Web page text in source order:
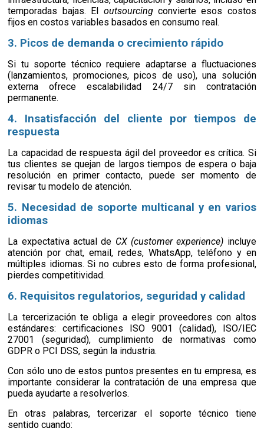
temporadas bajas. El outsourcingconvierte esos costos
fijos en costos variables basados en consumo real.
3. Picos de demanda o crecimiento rápido
Si tu soporte técnico requiere adaptarse a fluctuaciones
(lanzamientos, promociones, picos de uso), una solución
externa ofrece escalabilidad 24/7 sin contratación
permanente.
4. Insatisfacción del cliente por tiempos de
respuesta
La capacidad de respuesta ágil del proveedor es crítica. Si
tus clientes se quejan de largos tiempos de espera o baja
resolución en primer contacto, puede ser momento de
revisar tu modelo de atención.
5. Necesidad de soporte multicanal y en varios
idiomas
La expectativa actual de CX (customer experience) incluye
atención por chat, email, redes, WhatsApp, teléfono y en
múltiples idiomas. Si no cubres esto de forma profesional,
pierdes competitividad.
6. Requisitos regulatorios, seguridad y calidad
La tercerización te obliga a elegir proveedores con altos
estándares: certificaciones ISO 9001 (calidad), ISO/IEC
27001 (seguridad), cumplimiento de normativas como
GDPR o PCI DSS, según la industria.
Con sólo uno de estos puntos presentes en tu empresa, es
importante considerar la contratación de una empresa que
pueda ayudarte a resolverlos.
En otras palabras, tercerizar el soporte técnico tiene
sentido cuando: